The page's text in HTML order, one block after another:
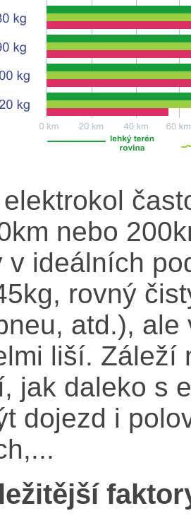
nebo
v ideálních
rovný
atd.),
liší. Záleží
jak daleko s
dojezd i